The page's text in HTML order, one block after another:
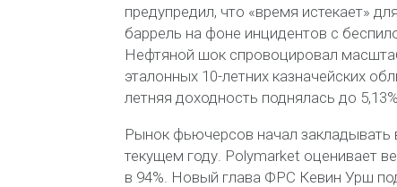
предупредил, что «время истекает»
баррель на фоне инцидентов с
Нефтяной шок спровоцировал
эталонных 10-летних казначейских
летняя доходность поднялась до
Рынок фьючерсов начал
текущем году. Polymarket оценивает
в 94%. Новый глава ФРС Кевин Урш